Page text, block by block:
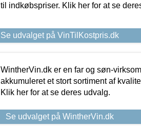
til indkøbspriser. Klik her for at se
Se udvalget på VinTilKostpris.dk
WintherVin.dk er en far og søn-
akkumuleret et stort sortiment af
Klik her for at se deres udvalg.
Se udvalget på WintherVin.dk